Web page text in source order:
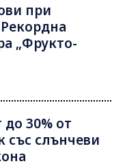
при
„Фрукто-
до 30% от
със слънчеви